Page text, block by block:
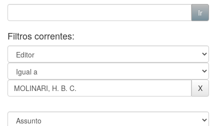
Filtros correntes: